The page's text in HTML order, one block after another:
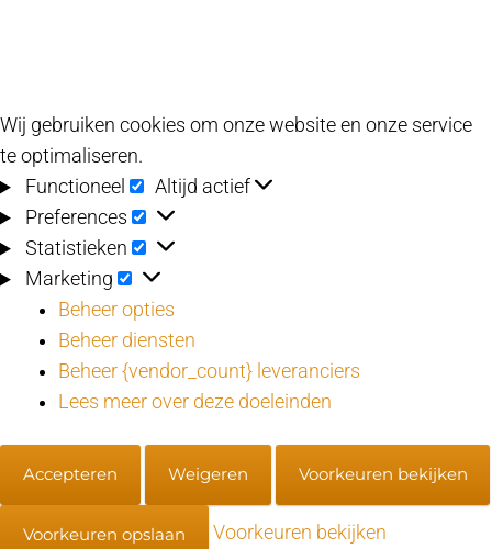
Wij gebruiken cookies om onze website en onze service
te optimaliseren.
Functioneel
Functioneel
Altijd actief
Preferences
Preferences
Statistieken Statistieken
Marketing Marketing
Beheer opties
Beheer diensten
Beheer {vendor_count} leveranciers
Lees meer over deze doeleinden
Accepteren Weigeren Voorkeuren bekijken
Voorkeuren opslaan Voorkeuren bekijken